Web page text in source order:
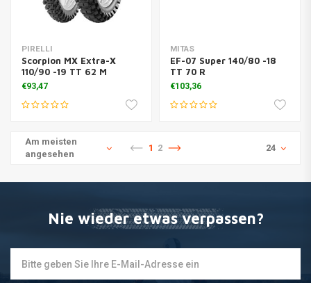
PIRELLI
Scorpion MX Extra-X
110/90 -19 TT 62 M
€93,47
MITAS
EF-07 Super 140/80 -18
TT 70 R
€103,36
Am meisten
angesehen
1 2 24
Nie wieder etwas verpassen?